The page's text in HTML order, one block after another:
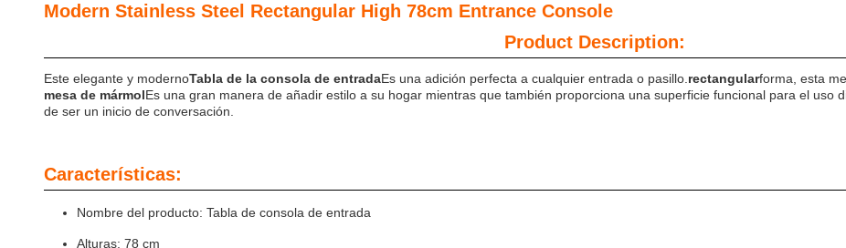
Modern Stainless Steel Rectangular High
Product Description:
Este elegante y modernoTabla de la consola de entradaEs una adición perfecta a cualquier entrada o pasillo. rectangularforma, esta
mesa de mármolEs una gran manera de añadir estilo a su hogar mientras que también proporciona una superficie funcional para el uso
de ser un inicio de conversación.
Características:
Nombre del producto: Tabla de consola de entrada
Alturas: 78 cm